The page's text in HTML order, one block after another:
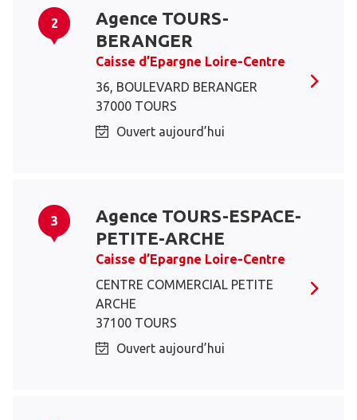
2
Agence TOURS-
BERANGER
Caisse d’Epargne Loire-Centre
36, BOULEVARD BERANGER
37000 TOURS
Ouvert aujourd’hui
3
Agence TOURS-ESPACE-
PETITE-ARCHE
Caisse d’Epargne Loire-Centre
CENTRE COMMERCIAL PETITE
ARCHE
37100 TOURS
Ouvert aujourd’hui